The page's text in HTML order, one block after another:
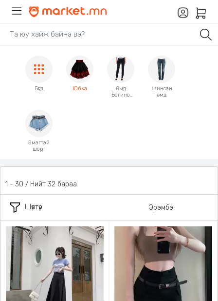
Бүгд Юбка
Өмд
Богино
Жинсэн
өмд
Эмэгтэй
шорт
Шүүлтүүр
1 - 30 / Нийт 32 бараа
Эрэмбэ: